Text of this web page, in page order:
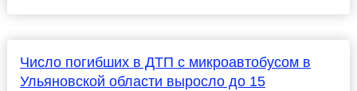
Число погибших в ДТП с микроавтобусом в
Ульяновской области выросло до 15